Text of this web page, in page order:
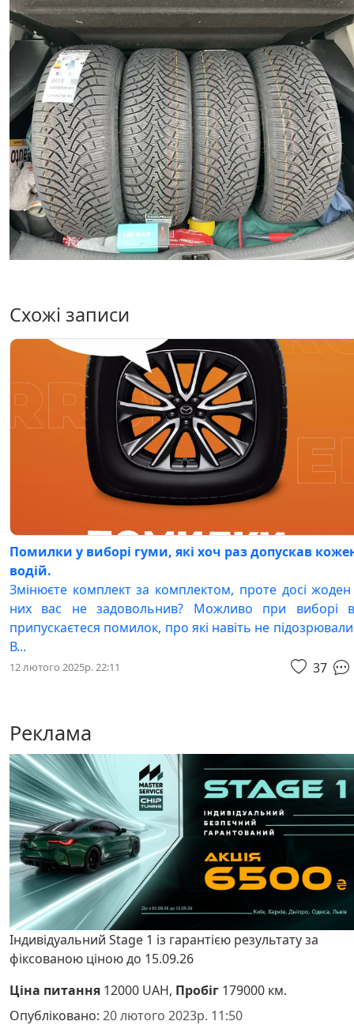
Схожі записи
Помилки у виборі гуми, які хоч раз допускав
водій.
Змінюєте комплект за комплектом, проте досі
них вас не задовольнив? Можливо при виборі
припускаєтеся помилок, про які навіть не
В...
12 лютого 2025р. 22:11 37
Реклама
Індивідуальний Stage 1 із гарантією результату за
фіксованою ціною до 15.09.26
Ціна питання 12000 UAH, Пробіг 179000 км.
Опубліковано: 20 лютого 2023р. 11:50